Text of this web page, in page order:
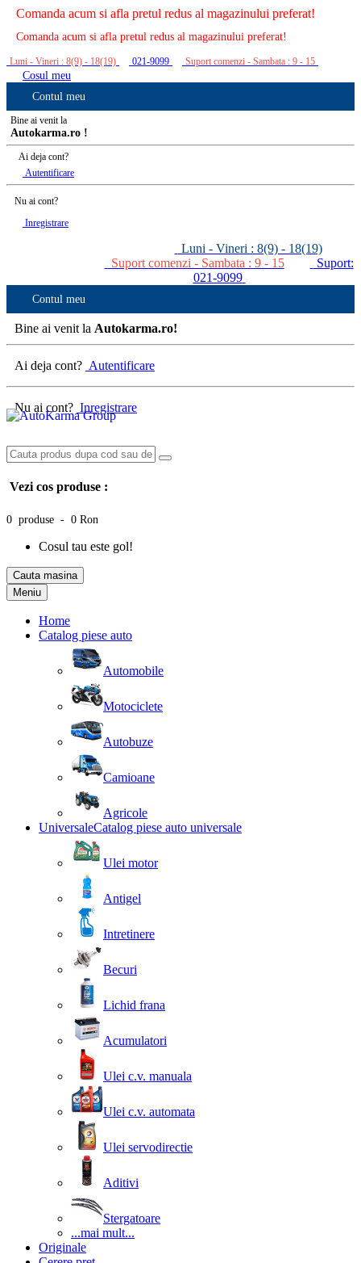
Comanda acum si afla pretul redus al magazinului preferat!
Comanda acum si afla pretul redus al magazinului preferat!
Luni - Vineri : 8(9) - 18(19) 021-9099 Suport comenzi - Sambata : 9 - 15
Cosul meu
Contul meu
Bine ai venit la
Autokarma.ro !
Ai deja cont?
Autentificare
Nu ai cont?
Inregistrare
Luni - Vineri : 8(9) - 18(19)
Suport comenzi - Sambata : 9 - 15
Suport:
021-9099
Contul meu
Bine ai venit la Autokarma.ro!
Ai deja cont? Autentificare
Nu ai cont? Inregistrare
Vezi cos produse :
0 produse - 0 Ron
Cosul tau este gol!
Cauta masina
Meniu
Home
Catalog piese auto
Automobile
Motociclete
Autobuze
Camioane
Agricole
UniversaleCatalog piese auto universale
Ulei motor
Antigel
Intretinere
Becuri
Lichid frana
Acumulatori
Ulei c.v. manuala
Ulei c.v. automata
Ulei servodirectie
Aditivi
Stergatoare
...mai mult...
Originale